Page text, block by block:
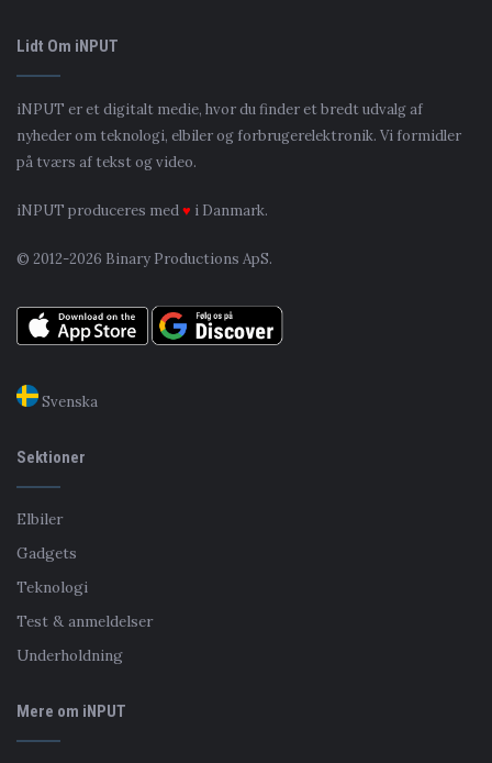
Lidt Om iNPUT
iNPUT er et digitalt medie, hvor du finder et bredt udvalg af
nyheder om teknologi, elbiler og forbrugerelektronik. Vi formidler
på tværs af tekst og video.
iNPUT produceres med♥ i Danmark.
© 2012-2026 Binary Productions ApS.
Svenska
Sektioner
Elbiler
Gadgets
Teknologi
Test & anmeldelser
Underholdning
Mere om iNPUT